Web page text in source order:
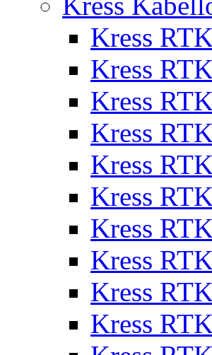
Kress
Kress
Kress
Kress
Kress
Kress
Kress
Kress
Kress
Kress